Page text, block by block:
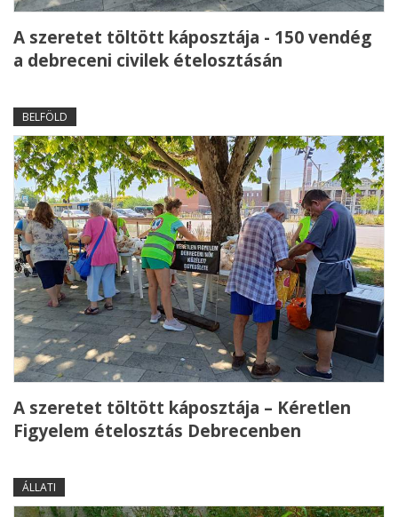
A szeretet töltött káposztája - 150 vendég
a debreceni civilek ételosztásán
BELFÖLD
A szeretet töltött káposztája – Kéretlen
Figyelem ételosztás Debrecenben
ÁLLATI